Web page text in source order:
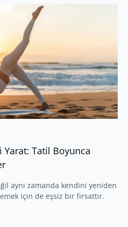
Tatil Boyunca
aynı zamanda kendini yeniden
için de eşsiz bir fırsattır.